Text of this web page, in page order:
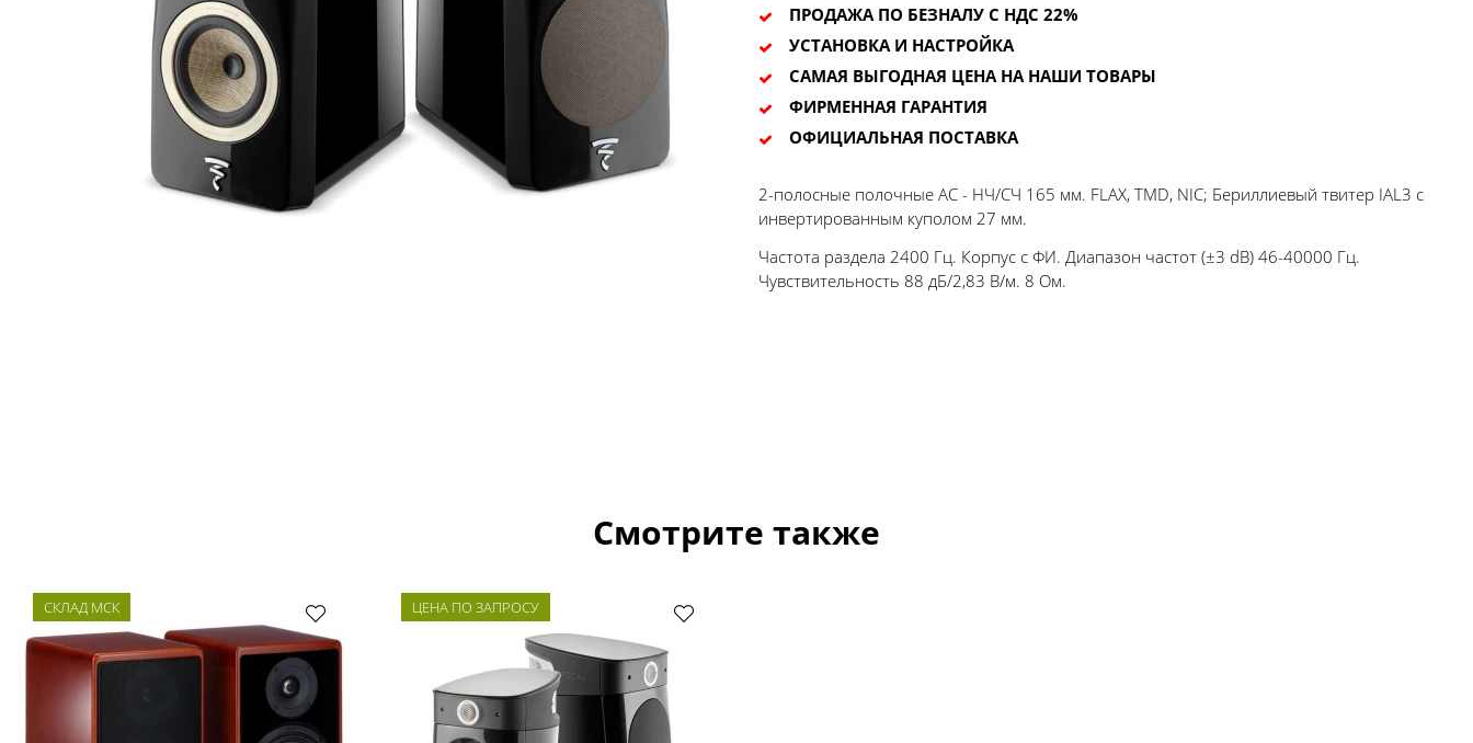
ПРОДАЖА ПО БЕЗНАЛУ С НДС 22%
УСТАНОВКА И НАСТРОЙКА
САМАЯ ВЫГОДНАЯ ЦЕНА НА НАШИ ТОВАРЫ
ФИРМЕННАЯ ГАРАНТИЯ
ОФИЦИАЛЬНАЯ ПОСТАВКА
2-полосные полочные АС - НЧ/СЧ 165 мм. FLAX, TMD, NIC; Бериллиевый твитер IAL3 с
инвертированным куполом 27 мм.
Частота раздела 2400 Гц. Корпус с ФИ. Диапазон частот (±3 dB) 46-40000 Гц.
Чувствительность 88 дБ/2,83 В/м. 8 Ом.
Смотрите также
СКЛАД МСК ЦЕНА ПО ЗАПРОСУ